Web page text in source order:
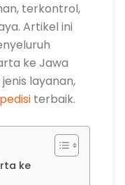
terkontrol,
Artikel ini
ke Jawa
layanan,
terbaik.
ke